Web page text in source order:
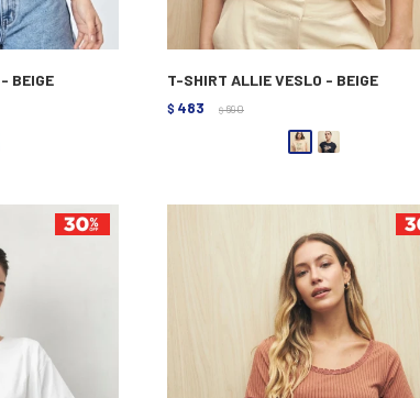
BEIGE T-SHIRT ALLIE VESLO - BEIGE
$ 483 $ 690